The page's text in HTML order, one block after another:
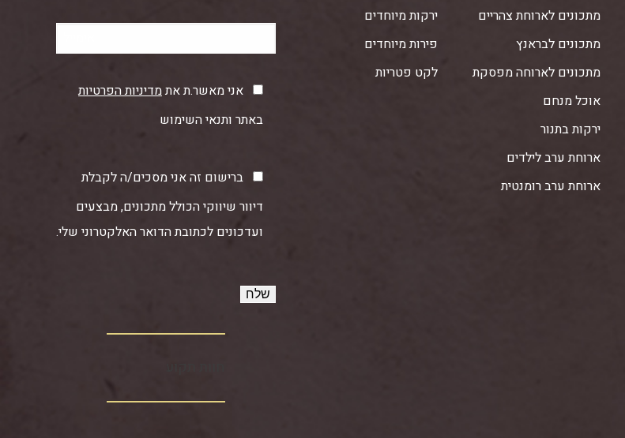
מתכונים לארוחת צהריים
מתכונים לבראנץ
מתכונים לארוחה מפסקת
אוכל מנחם
ירקות בתנור
ארוחת ערב לילדים
ארוחת ערב רומנטית
ירקות מיוחדים
פירות מיוחדים
לקט פטריות
אני מאשר.ת אתמדיניות הפרטיות
באתר ותנאי השימוש
ברישום זה אני מסכים/ה לקבלת
דיוור שיווקי הכולל מתכונים, מבצעים
ועדכונים לכתובת הדואר האלקטרוני שלי.